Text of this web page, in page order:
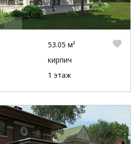
53.05 м²
кирпич
1 этаж